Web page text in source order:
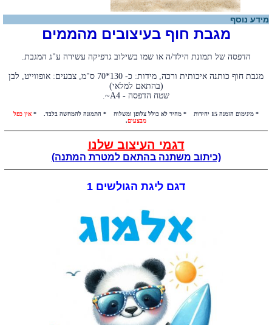
מידע נוסף
מגבת חוף בעיצובים מהממים
הדפסה של תמונת הילד/ה או שמו בשילוב גרפיקה עשירה ע"ג המגבת.
מגבת חוף כותנה איכותית ורכה, מידות: כ- 130*70 ס"מ,
צבעים: אופווייט, לבן
(בהתאם למלאי)
שטח הדפסה - A4~.
* מינימום הזמנה 15 יחידות * מחיר לא כולל צלופן ומשלוח * התמונה להמחשה בלבד. *
אין כפל
מבצעים.
דגמי העיצוב שלנו
(כיתוב משתנה בהתאם למטרת המתנה)
דגם ליגת הגולשים 1